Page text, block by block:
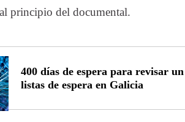
principio del documental.
400 días de espera para revisar
listas de espera en Galicia